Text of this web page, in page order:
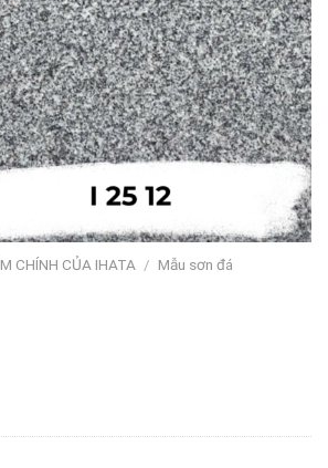
CHÍNH CỦA IHATA / Mẫu sơn đá